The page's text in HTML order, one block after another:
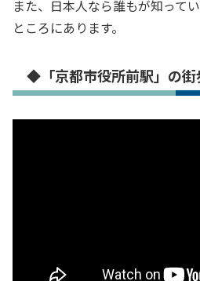
また、日本人なら誰もが知って
ところにあります。
◆「京都市役所前駅」の街